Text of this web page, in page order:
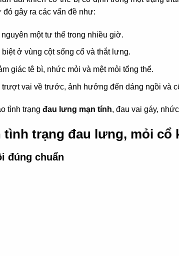
gây ra các vấn đề như:
một tư thế trong nhiều giờ.
biệt ở vùng cột sống cổ và thắt lưng.
giác tê bì, nhức mỏi và mệt mỏi tổng thể.
vai về trước, ảnh hưởng đến dáng ngồi và
tình trạng đau lưng mạn tính, đau vai gáy,
tình trạng đau lưng, mỏi cổ
đúng chuẩn